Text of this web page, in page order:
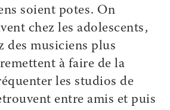
soient potes. On
chez les adolescents,
des musiciens plus
à faire de la
les studios de
entre amis et puis